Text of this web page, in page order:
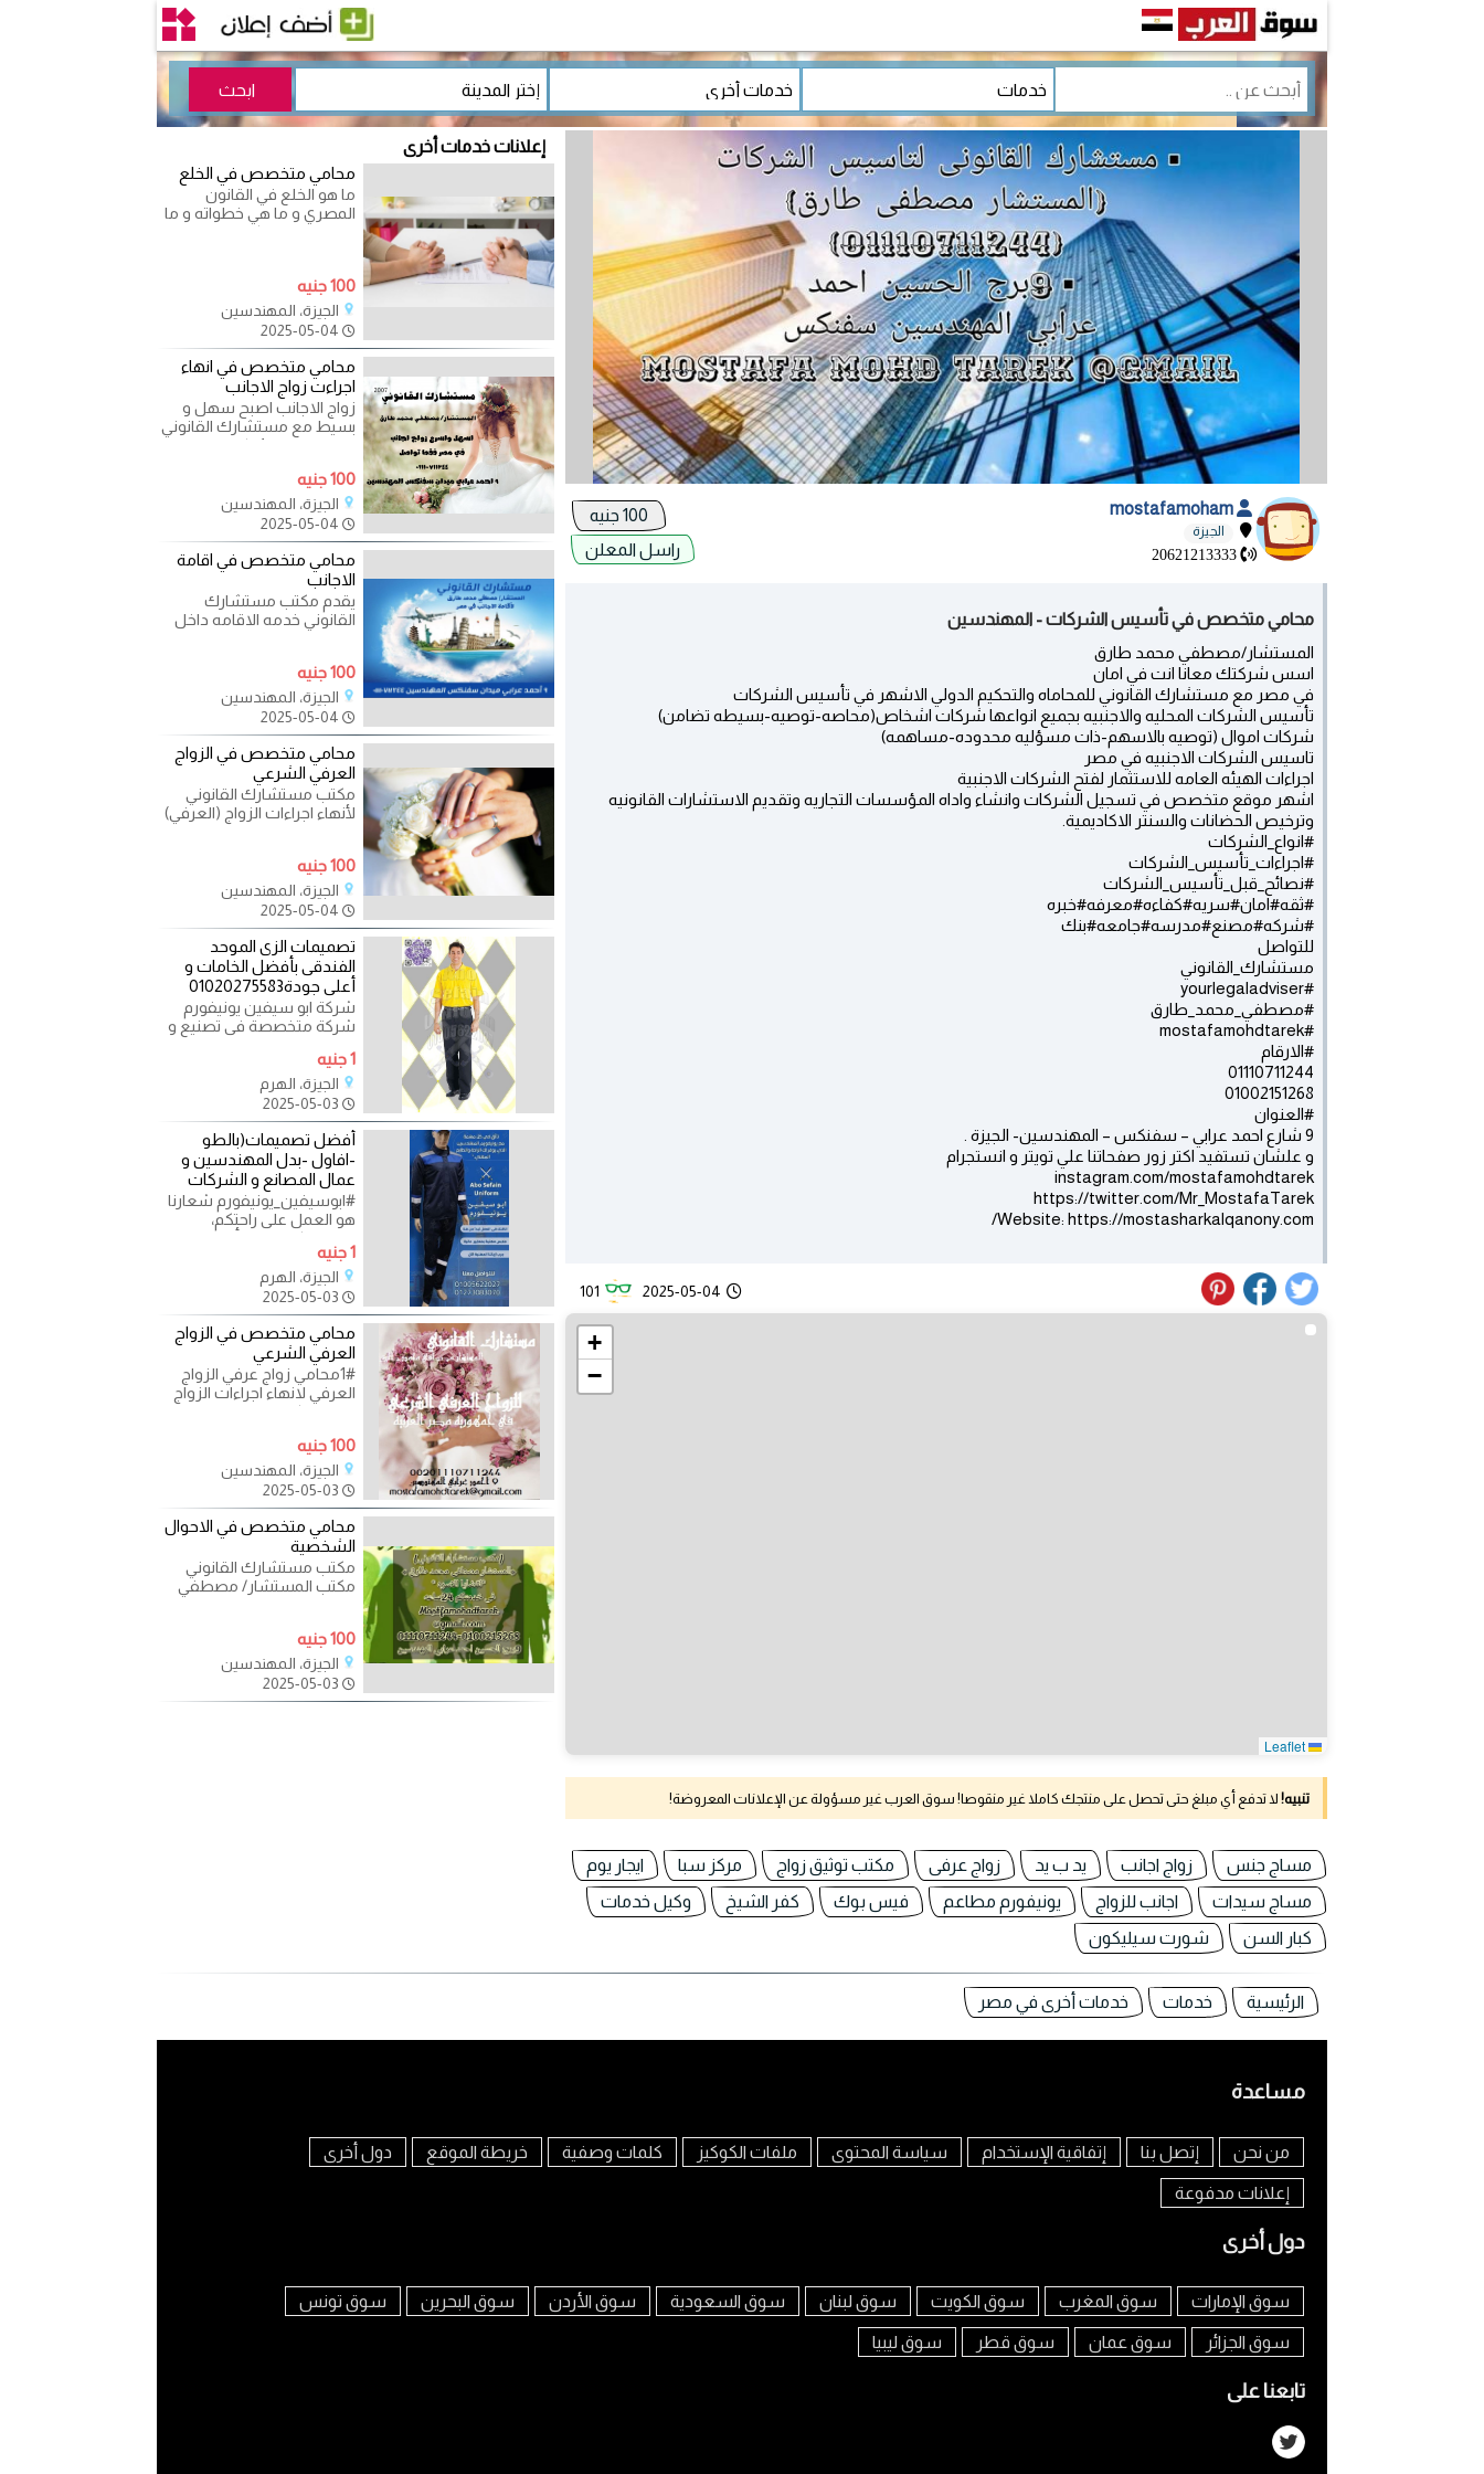
الجيزة
20621213333
راسل المعلن
محامي متخصص في تأسيس الشركات - المهندسين
المستشار/مصطفي محمد طارق
اسس شركتك معانا انت في امان
في مصر مع مستشارك القانوني للمحاماه والتحكيم الدولي الاشهر في تأسيس الشركات
تأسيس الشركات المحليه والاجنبيه بجميع انواعها شركات اشخاص(محاصه-توصيه-بسيطه تضامن)
شركات اموال (توصيه بالاسهم-ذات مسؤليه محدوده-مساهمه)
تاسيس الشركات الاجنبيه في مصر
اجراءات الهيئه العامه للاستثمار لفتح الشركات الاجنبية
اشهر موقع متخصص في تسجيل الشركات وانشاء واداه المؤسسات التجاريه وتقديم الاستشارات القانونيه
وترخيص الحضانات والسنتر الاكاديمية.
#انواع_الشركات
#اجراءات_تأسيس_الشركات
#نصائح_قبل_تأسيس_الشركات
#ثقه#امان#سريه#كفاءه#معرفه#خبره
#شركه#مصنع#مدرسه#جامعه#بنك
للتواصل
مستشارك_القانوني
‏#yourlegaladviser
#مصطفي_محمد_طارق
‏#mostafamohdtarek
#الارقام
01110711244
01002151268
#العنوان
9 شارع احمد عرابي – سفنكس – المهندسين- الجيزة .
و علشان تستفيد اكتر زور صفحاتنا علي تويتر و انستجرام
Website: https://mostasharkalqanony.com/
2025-05-04
101
+
−
تنبيه! لا تدفع أي مبلغ حتى تحصل على منتجك كاملا غير منقوصا! سوق العرب غير مسؤولة عن الإعلانات المعروضة!
مساج جنس زواج اجانب يد ب يد زواج عرفى مكتب توثيق زواج مركز سبا
ايجار يوم
مساج سيدات
اجانب للزواج يونيفورم مطاعم فيس بوك كفر الشيخ
وكيل خدمات
كبار السن
شورت سيليكون
إعلانات خدمات أخرى
محامي متخصص في الخلع
ما هو الخلع في القانون
المصري و ما هي خطواته و ما
هي طبيعةِ الحكم الذي يصدر
100 جنيه
الجيزة، المهندسين
2025-05-04
محامي متخصص في انهاء
اجراءت زواج الاجانب
زواج الاجانب اصبح سهل و
بسيط مع مستشارك القانوني
متخصص في 1- كتابه عقود
100 جنيه
الجيزة، المهندسين
2025-05-04
محامي متخصص في اقامة
الاجانب
يقدم مكتب مستشارك
القانوني خدمه الاقامه داخل
100 جنيه
الجيزة، المهندسين
2025-05-04
محامي متخصص في الزواج
العرفي الشرعي
مكتب مستشارك القانوني
لأنهاء اجراءات الزواج (العرفي)
100 جنيه
الجيزة، المهندسين
2025-05-04
تصميمات الزى الموحد
الفندقى بأفضل الخامات و
أعلى جودة01020275583
شركة ابو سيفين يونيفورم
شركة متخصصة فى تصنيع و
عالية منتجات مصممة
1 جنيه
الجيزة، الهرم
2025-05-03
أفضل تصميمات(بالطو
-افاول -بدل المهندسين و
عمال المصانع و الشركات
#ابوسيفين_يونيفورم شعارنا
هو العمل على راحتكم،
وتقديم كل ما هو أفضل.
يونيفورم المصانع بأفضل
1 جنيه
الجيزة، الهرم
2025-05-03
محامي متخصص في الزواج
العرفي الشرعي
1#محامي زواج عرفي الزواج
العرفي لانهاء اجراءات الزواج
العرفي بكل هدوء هو زواج
100 جنيه
الجيزة، المهندسين
2025-05-03
محامي متخصص في الاحوال
الشخصية
مكتب مستشارك القانوني
مكتب المستشار/ مصطفي
الخلع -
100 جنيه
الجيزة، المهندسين
2025-05-03
الرئيسية خدمات خدمات أخرى في مصر
مساعدة
من نحن إتصل بنا إتفاقية الإستخدام سياسة المحتوى ملفات الكوكيز كلمات وصفية خريطة الموقع دول أخرى
إعلانات مدفوعة
دول أخرى
سوق الإمارات سوق المغرب سوق الكويت سوق لبنان سوق السعودية سوق الأردن سوق البحرين سوق تونس
سوق الجزائر سوق عمان سوق قطر سوق ليبيا
تابعنا على